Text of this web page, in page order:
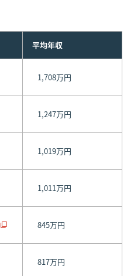
平均年収
1,708万円
1,247万円
1,019万円
1,011万円
845万円
817万円